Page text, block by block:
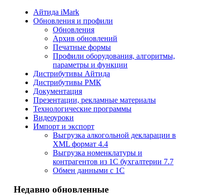
Айтида iMark
Обновления и профили
Обновления
Архив обновлений
Печатные формы
Профили оборудования, алгоритмы,
параметры и функции
Дистрибутивы Айтида
Дистрибутивы РМК
Документация
Презентации, рекламные материалы
Технологические программы
Видеоуроки
Импорт и экспорт
Выгрузка алкогольной декларации в
XML формат 4.4
Выгрузка номенклатуры и
контрагентов из 1С бухгалтерии 7.7
Обмен данными с 1С
Недавно обновленные